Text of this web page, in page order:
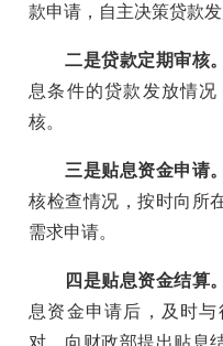
款申请，自主决策贷款
二是贷款定期审核。
息条件的贷款发放情
核。
三是贴息资金申请。
核检查情况，按时向所
需求申请。
四是贴息资金结算。
息资金申请后，及时
对，向财政部提出贴息